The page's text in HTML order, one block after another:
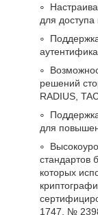
для
решений
RADIUS,
для
стандартов
которых
1747, №